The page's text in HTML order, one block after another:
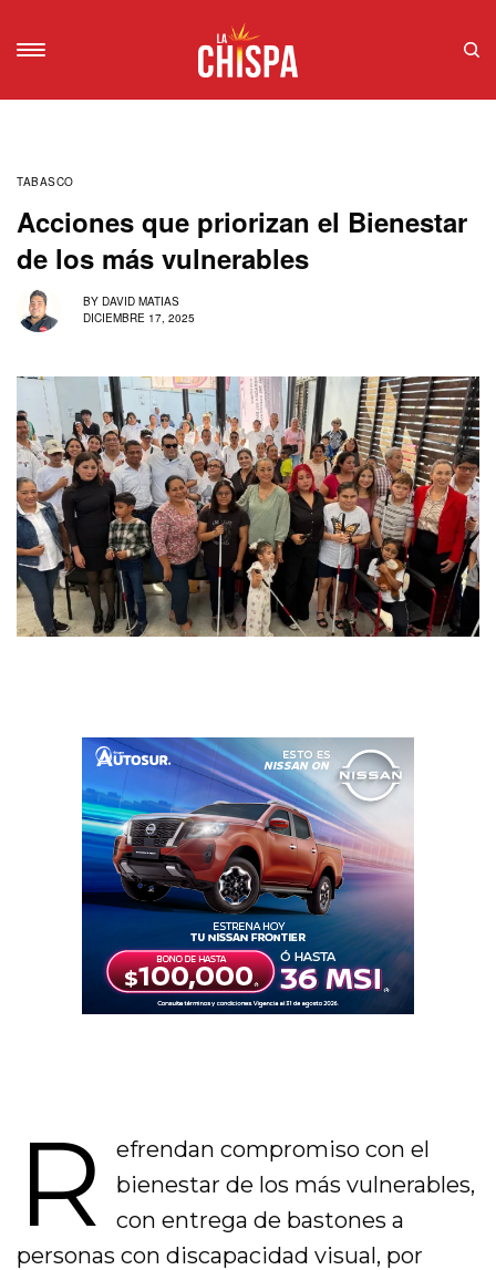
TABASCO
Acciones que priorizan el Bienestar
de los más vulnerables
BY DAVID MATIAS
DICIEMBRE 17, 2025
R
efrendan compromiso con el
bienestar de los más vulnerables,
con entrega de bastones a
personas con discapacidad visual, por